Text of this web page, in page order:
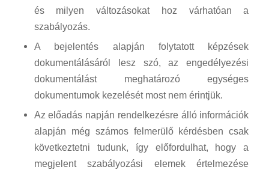
és milyen változásokat hoz várhatóan a
szabályozás.
A bejelentés alapján folytatott képzések
dokumentálásáról lesz szó, az engedélyezési
dokumentálást meghatározó egységes
dokumentumok kezelését most nem érintjük.
Az előadás napján rendelkezésre álló információk
alapján még számos felmerülő kérdésben csak
következtetni tudunk, így előfordulhat, hogy a
megjelent szabályozási elemek értelmezése